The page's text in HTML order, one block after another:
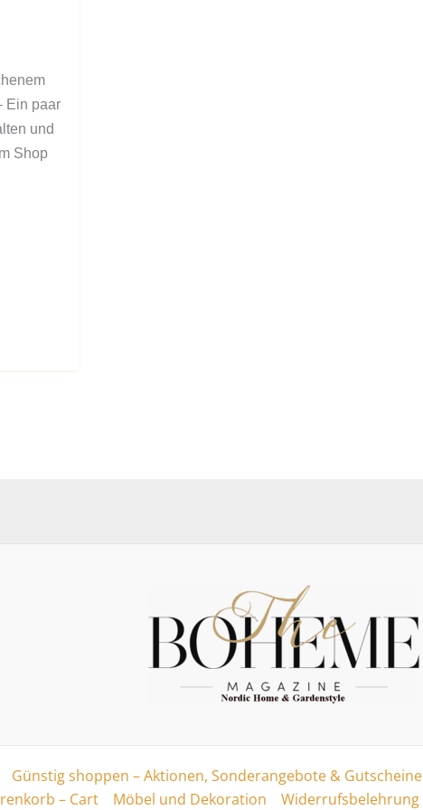
Ein paar
und
Shop
Günstig shoppen – Aktionen, Sonderangebote & Gutscheine
– Cart Möbel und Dekoration Widerrufsbelehrung